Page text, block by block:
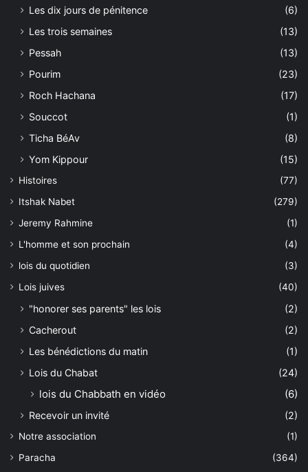
Les dix jours de pénitence
(6)
Les trois semaines
(13)
Pessah
(13)
Pourim
(23)
Roch Hachana
(17)
Souccot
(1)
Ticha BéAv
(8)
Yom Kippour
(15)
Histoires
(77)
Itshak Nabet
(279)
Jeremy Rahmine
(1)
L'homme et son prochain
(4)
lois du quotidien
(3)
Lois juives
(40)
"honorer ses parents" les lois
(2)
Cacherout
(2)
Les bénédictions du matin
(1)
Lois du Chabat
(24)
lois du Chabbath en vidéo (6)
Recevoir un invité (2)
Notre association
(1)
Paracha
(364)